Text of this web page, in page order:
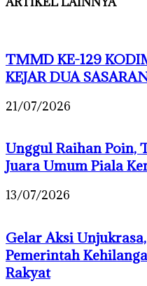
TMMD KE-129
KEJAR DUA
21/07/2026
Unggul Raihan Poin,
Juara Umum Piala
13/07/2026
Gelar Aksi
Pemerintah
Rakyat